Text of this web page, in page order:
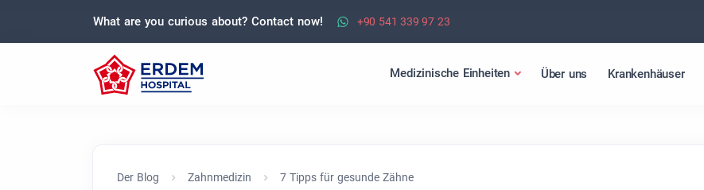
What are you curious about? Contact now! +90 541 339 97 23
Medizinische Einheiten Über uns Krankenhäuser
Der Blog Zahnmedizin 7 Tipps für gesunde Zähne